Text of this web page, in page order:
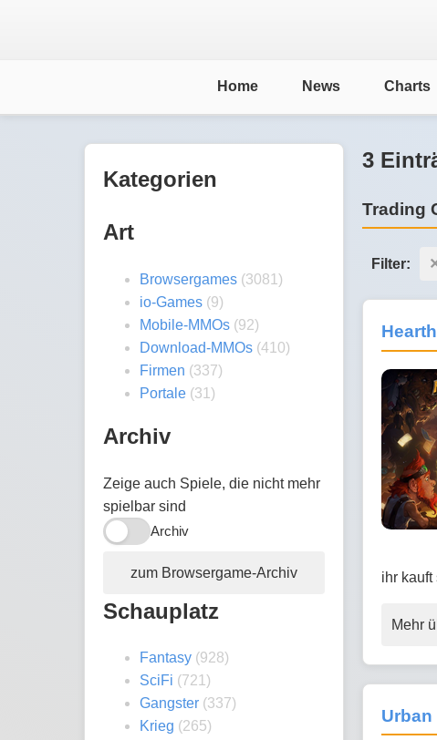
Home News Charts
Kategorien
Art
Browsergames (3081)
io-Games (9)
Mobile-MMOs (92)
Download-MMOs (410)
Firmen (337)
Portale (31)
Archiv
Zeige auch Spiele, die nicht mehr
spielbar sind
Archiv
zum Browsergame-Archiv
Schauplatz
Fantasy (928)
SciFi (721)
Gangster (337)
Krieg (265)
3
Trading
Filter:
ihr kauft
Mehr
Urban